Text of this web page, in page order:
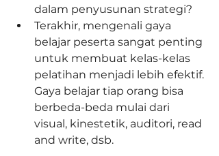
dalam penyusunan strategi?
Terakhir, mengenali gaya
belajar peserta sangat penting
untuk membuat kelas-kelas
pelatihan menjadi lebih efektif.
Gaya belajar tiap orang bisa
berbeda-beda mulai dari
visual, kinestetik, auditori, read
and write, dsb.